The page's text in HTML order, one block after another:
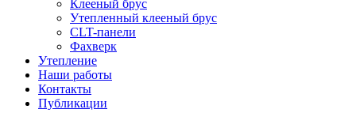
Клееный брус
Утепленный клееный брус
CLT-панели
Фахверк
Утепление
Наши работы
Контакты
Публикации